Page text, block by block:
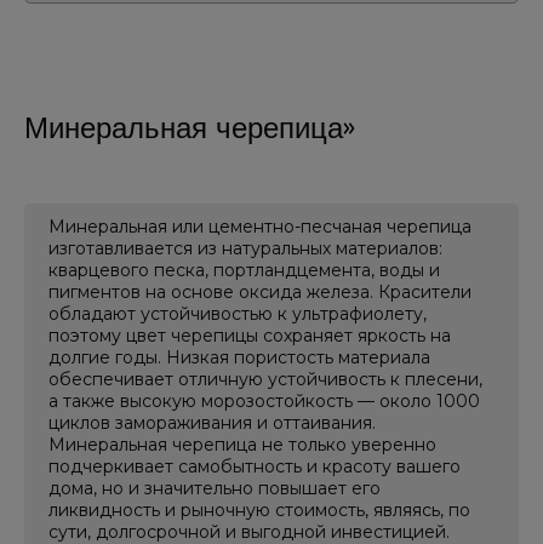
Минеральная черепица
Минеральная или цементно-песчаная черепица
изготавливается из натуральных материалов:
кварцевого песка, портландцемента, воды и
пигментов на основе оксида железа. Красители
обладают устойчивостью к ультрафиолету,
поэтому цвет черепицы сохраняет яркость на
долгие годы. Низкая пористость материала
обеспечивает отличную устойчивость к плесени,
а также высокую морозостойкость — около 1000
циклов замораживания и оттаивания.
Минеральная черепица не только уверенно
подчеркивает самобытность и красоту вашего
дома, но и значительно повышает его
ликвидность и рыночную стоимость, являясь, по
сути, долгосрочной и выгодной инвестицией.